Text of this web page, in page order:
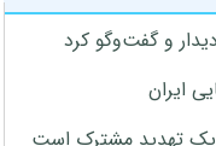
و گفت‌وگو کرد
ایران
یک تهدید مشترک است